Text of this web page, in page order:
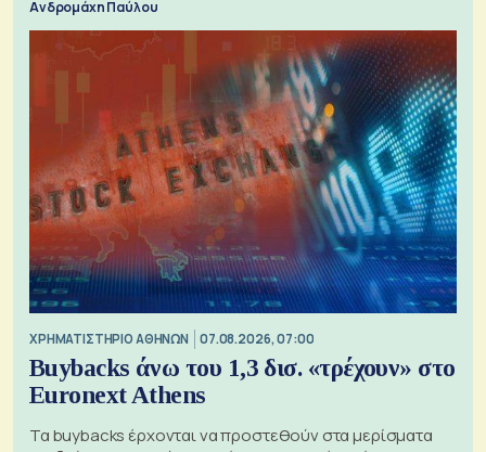
Ανδρομάχη Παύλου
XΡΗΜΑΤΙΣΤΗΡΙΟ ΑΘΗΝΩΝ 07.08.2026, 07:00
Buybacks άνω του 1,3 δισ. «τρέχουν» στο
Euronext Athens
Τα buybacks έρχονται να προστεθούν στα μερίσματα